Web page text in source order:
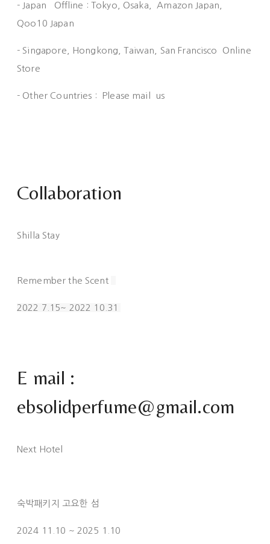
- Japan Offline : Tokyo, Osaka, Amazon Japan,
Qoo10 Japan
- Singapore, Hongkong, Taiwan, San Francisco Online
Store
- Other Countries : Please mail us
Collaboration
Shilla Stay
Remember the Scent
2022 7.15~ 2022 10.31
E mail :
ebsolidperfume@gmail.com
Next Hotel
숙박패키지 고요한 섬
2024 11.10 ~ 2025 1.10